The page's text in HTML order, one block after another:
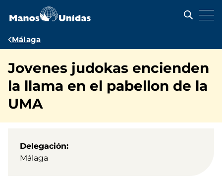
contenido
Ruta
navegación
Málaga
Jovenes judokas encienden
la llama en el pabellon de la
UMA
Delegación
Málaga